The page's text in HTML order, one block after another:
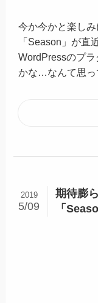
今か今かと楽し
「Season」が直
WordPressのプ
かな…なんて思っ
期待膨
「
2019
5/09